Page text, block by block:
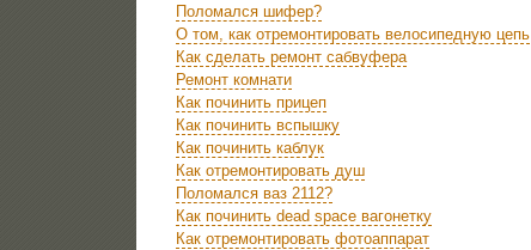
Поломался шифер?
О том, как отремонтировать велосипедную цепь
Как сделать ремонт сабвуфера
Ремонт комнати
Как починить прицеп
Как починить вспышку
Как починить каблук
Как отремонтировать душ
Поломался ваз 2112?
Как починить dead space вагонетку
Как отремонтировать фотоаппарат